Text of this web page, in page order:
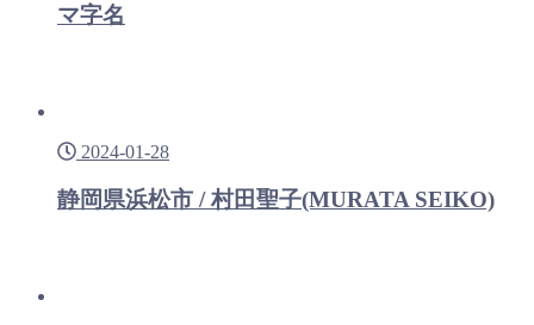
マ字名
2024-01-28
静岡県浜松市 / 村田聖子(MURATA SEIKO)